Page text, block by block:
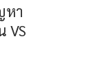
หา
VS